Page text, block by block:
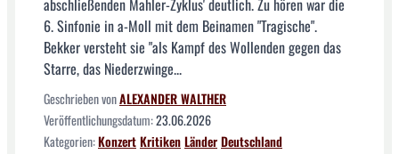
abschließenden Mahler-Zyklus' deutlich. Zu hören war die
6. Sinfonie in a-Moll mit dem Beinamen "Tragische".
Bekker versteht sie "als Kampf des Wollenden gegen das
Starre, das Niederzwinge...
Geschrieben vonALEXANDER WALTHER
Veröffentlichungsdatum:23.06.2026
Kategorien:KonzertKritikenLänderDeutschland